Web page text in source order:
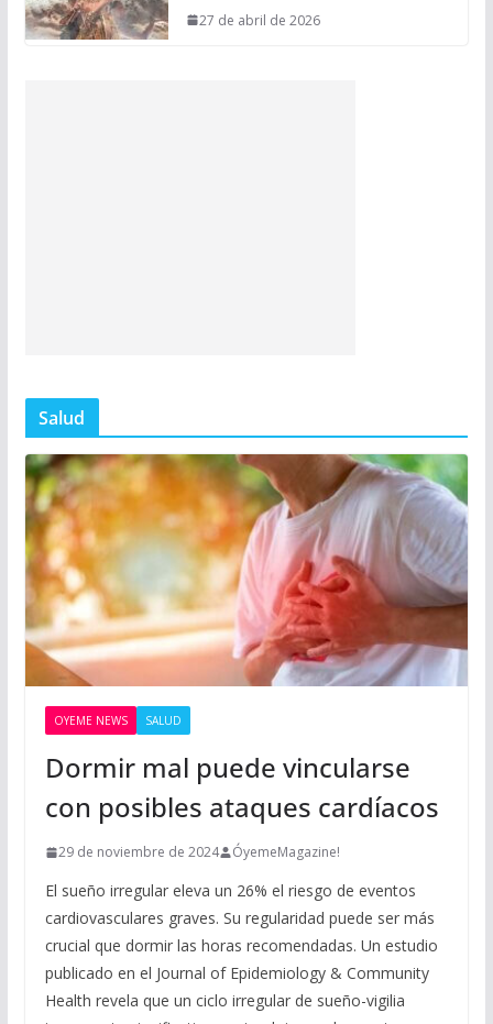
27 de abril de 2026
Salud
OYEME NEWS SALUD
Dormir mal puede vincularse
con posibles ataques cardíacos
29 de noviembre de 2024 ÓyemeMagazine!
El sueño irregular eleva un 26% el riesgo de eventos
cardiovasculares graves. Su regularidad puede ser más
crucial que dormir las horas recomendadas. Un estudio
publicado en el Journal of Epidemiology & Community
Health revela que un ciclo irregular de sueño-vigilia